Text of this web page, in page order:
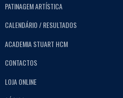
PATINAGEM ARTÍSTICA
CALENDÁRIO / RESULTADOS
ACADEMIA STUART HCM
CONTACTOS
LOJA ONLINE